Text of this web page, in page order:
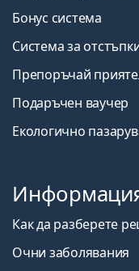
Бонус система
Система за
Препоръчай
Подаръчен ваучер
Екологично
Как да разберете
Очни заболявания